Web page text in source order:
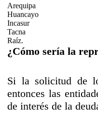
Arequipa
Huancayo
Incasur
Tacna
Raíz.
¿Cómo sería la
Si la solicitud de
entonces las
de interés de la